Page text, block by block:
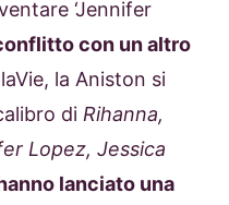
‘Jennifer
con un altro
la Aniston si
di Rihanna,
Lopez, Jessica
lanciato una